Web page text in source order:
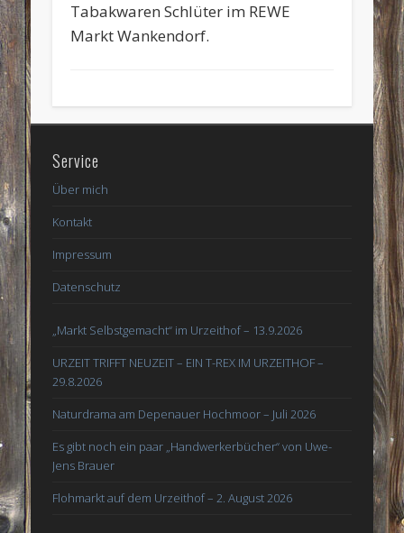
Tabakwaren Schlüter im REWE
Markt Wankendorf.
Service
Über mich
Kontakt
Impressum
Datenschutz
„Markt Selbstgemacht“ im Urzeithof – 13.9.2026
URZEIT TRIFFT NEUZEIT – EIN T-REX IM URZEITHOF –
29.8.2026
Naturdrama am Depenauer Hochmoor – Juli 2026
Es gibt noch ein paar „Handwerkerbücher“ von Uwe-
Jens Brauer
Flohmarkt auf dem Urzeithof – 2. August 2026